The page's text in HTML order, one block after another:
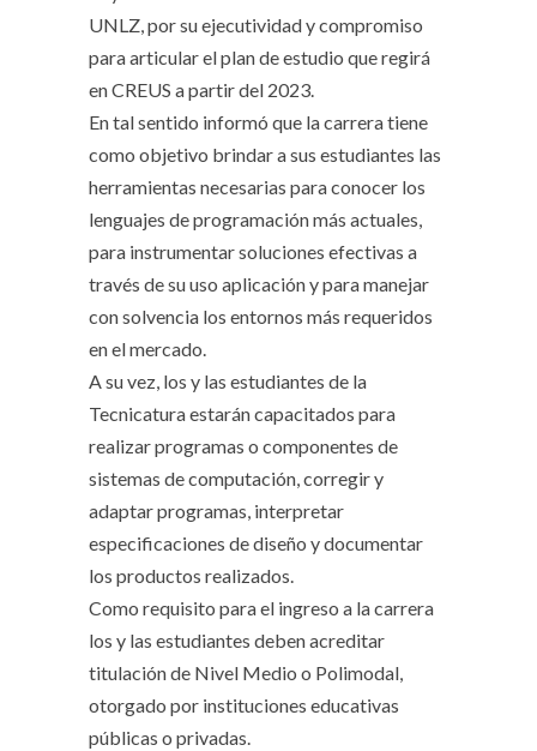
UNLZ, por su ejecutividad y compromiso
para articular el plan de estudio que regirá
en CREUS a partir del 2023.
En tal sentido informó que la carrera tiene
como objetivo brindar a sus estudiantes las
herramientas necesarias para conocer los
lenguajes de programación más actuales,
para instrumentar soluciones efectivas a
través de su uso aplicación y para manejar
con solvencia los entornos más requeridos
en el mercado.
A su vez, los y las estudiantes de la
Tecnicatura estarán capacitados para
realizar programas o componentes de
sistemas de computación, corregir y
adaptar programas, interpretar
especificaciones de diseño y documentar
los productos realizados.
Como requisito para el ingreso a la carrera
los y las estudiantes deben acreditar
titulación de Nivel Medio o Polimodal,
otorgado por instituciones educativas
públicas o privadas.